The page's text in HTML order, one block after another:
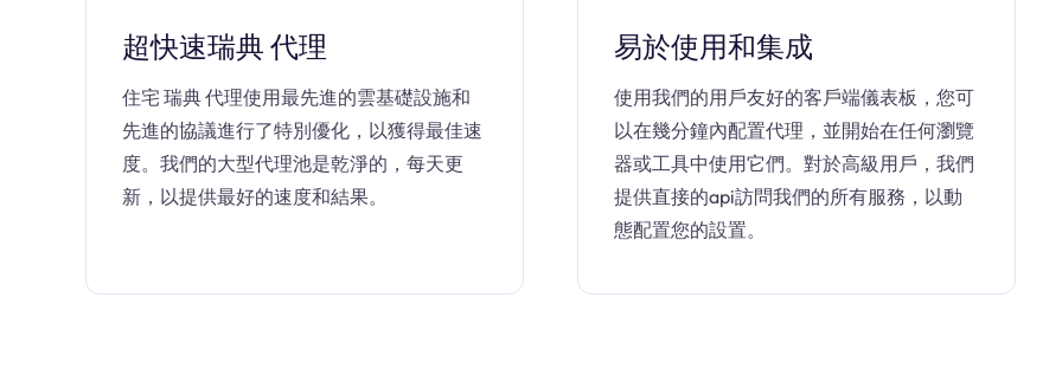
超快速瑞典 代理
住宅 瑞典 代理使用最先進的雲基礎設施和
先進的協議進行了特別優化，以獲得最佳速
度。我們的大型代理池是乾淨的，每天更
新，以提供最好的速度和結果。
易於使用和集成
使用我們的用戶友好的客戶端儀表板，您可
以在幾分鐘內配置代理，並開始在任何瀏覽
器或工具中使用它們。對於高級用戶，我們
提供直接的api訪問我們的所有服務，以動
態配置您的設置。